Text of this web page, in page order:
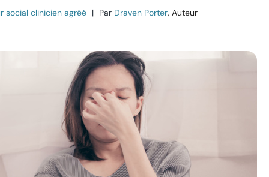
social clinicien agréé | Par Draven Porter, Auteur